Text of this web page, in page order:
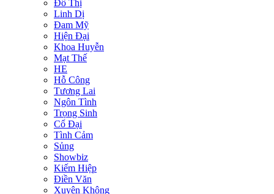
Đô Thị
Linh Dị
Đam Mỹ
Hiện Đại
Khoa Huyễn
Mạt Thế
HE
Hỗ Công
Tương Lai
Ngôn Tình
Trọng Sinh
Cổ Đại
Tình Cảm
Sủng
Showbiz
Kiếm Hiệp
Điền Văn
Xuyên Không